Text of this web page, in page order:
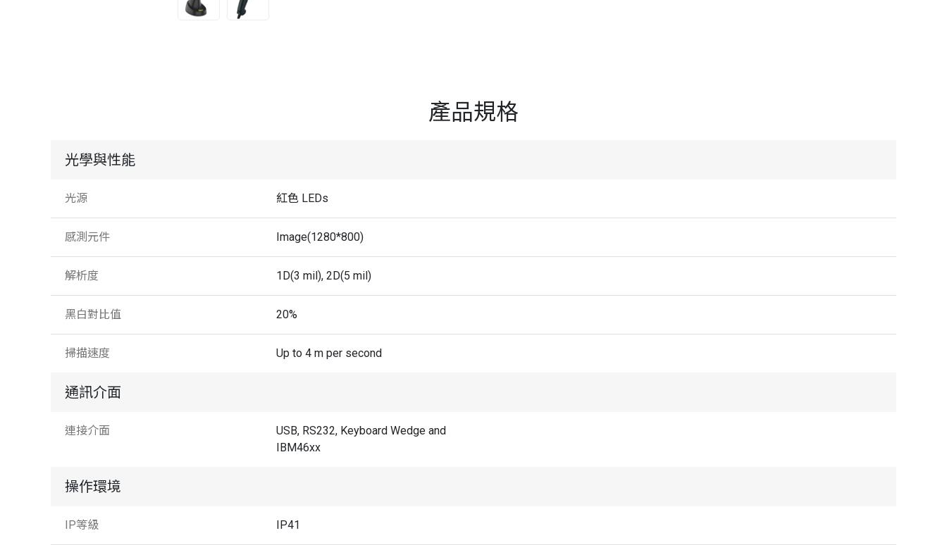
產品規格
光學與性能
光源 紅色 LEDs
感測元件 Image(1280*800)
解析度 1D(3 mil), 2D(5 mil)
黑白對比值 20%
掃描速度 Up to 4 m per second
通訊介面
連接介面
USB, RS232, Keyboard Wedge and
IBM46xx
操作環境
IP等級 IP41